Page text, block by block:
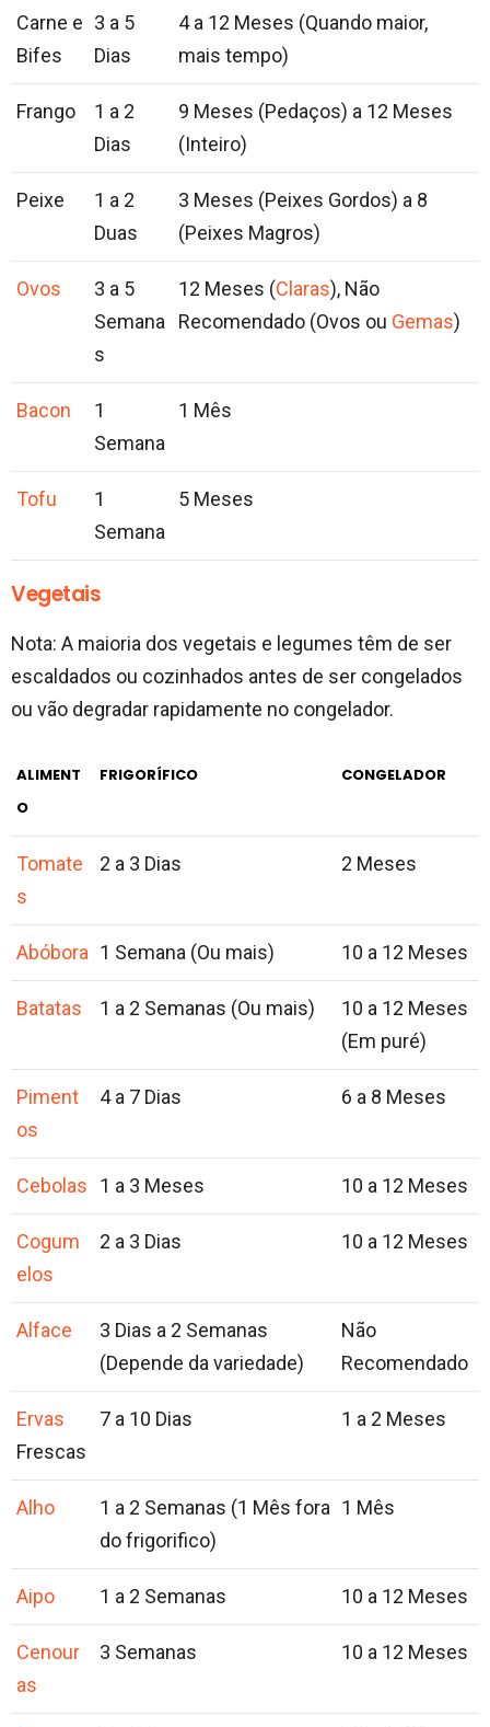
Carne e
Bifes
3 a 5
Dias
4 a 12 Meses (Quando maior,
mais tempo)
Frango
1 a 2
Dias
9 Meses (Pedaços) a 12 Meses
(Inteiro)
Peixe
1 a 2
Duas
3 Meses (Peixes Gordos) a 8
(Peixes Magros)
Ovos
3 a 5
Semana
s
12 Meses (Claras), Não
Recomendado (Ovos ou Gemas)
Bacon
1
Semana
1 Mês
Tofu
1
Semana
5 Meses
Vegetais
Nota: A maioria dos vegetais e legumes têm de ser
escaldados ou cozinhados antes de ser congelados
ou vão degradar rapidamente no congelador.
ALIMENT
O
FRIGORÍFICO CONGELADOR
Tomate
s
2 a 3 Dias 2 Meses
Abóbora 1 Semana (Ou mais) 10 a 12 Meses
Batatas 1 a 2 Semanas (Ou mais)
10 a 12 Meses
(Em puré)
Piment
os
4 a 7 Dias 6 a 8 Meses
Cebolas 1 a 3 Meses 10 a 12 Meses
Cogum
elos
2 a 3 Dias 10 a 12 Meses
Alface
3 Dias a 2 Semanas
(Depende da variedade)
Não
Recomendado
Ervas
Frescas
7 a 10 Dias 1 a 2 Meses
Alho
1 a 2 Semanas (1 Mês fora
do frigorifico)
1 Mês
Aipo 1 a 2 Semanas 10 a 12 Meses
Cenour
as
3 Semanas 10 a 12 Meses